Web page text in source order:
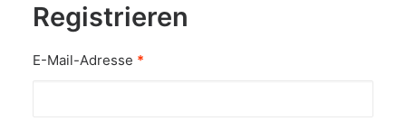
Registrieren
E-Mail-Adresse *